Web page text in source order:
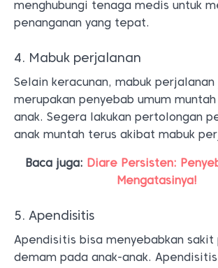
menghubungi tenaga medis untuk
penanganan yang tepat.
4. Mabuk perjalanan
Selain keracunan, mabuk perjalanan
merupakan penyebab umum
anak. Segera lakukan pertolongan
anak muntah terus akibat mabuk
Baca juga: Diare Persisten:
Mengatasinya!
5. Apendisitis
Apendisitis bisa menyebabkan sakit
demam pada anak-anak.